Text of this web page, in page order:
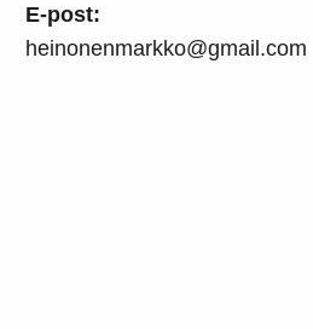
E-post:
heinonenmarkko@gmail.com